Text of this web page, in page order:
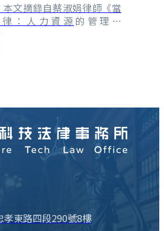
文摘錄自蔡淑娟律師《當
：人力資源的管理》
書上市） 每到歲末年終，
導金融業、科技業、航運
議題⋯
孝東路四段290號8樓